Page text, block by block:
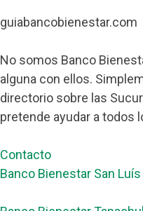
guiabancobienestar.com
No somos Banco
alguna con ellos.
directorio sobre las
pretende ayudar a todos
Contacto
Banco Bienestar San